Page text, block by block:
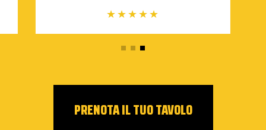
★★★★★
PRENOTA IL TUO TAVOLO